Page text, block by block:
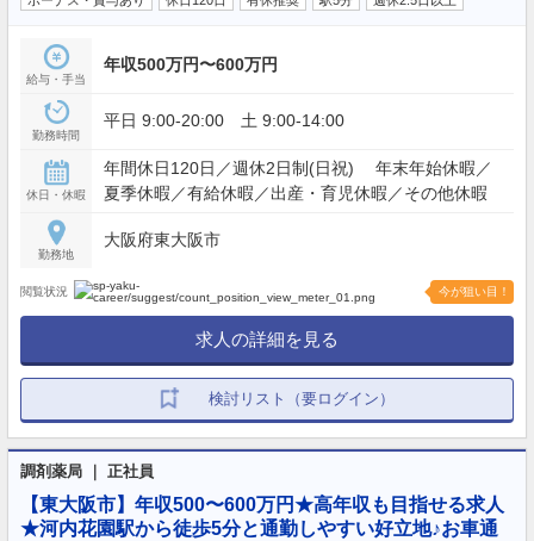
給与・手当
年収500万円〜600万円
勤務時間
平日 9:00-20:00 土 9:00-14:00
休日・休暇
年間休日120日／週休2日制(日祝) 年末年始休暇／
夏季休暇／有給休暇／出産・育児休暇／その他休暇
勤務地
大阪府東大阪市
閲覧状況 今が狙い目！
求人の詳細を見る
検討リスト（要ログイン）
調剤薬局 ｜ 正社員
【東大阪市】年収500〜600万円★高年収も目指せる求人
★河内花園駅から徒歩5分と通勤しやすい好立地♪お車通